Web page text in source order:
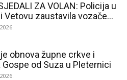
ZA VOLAN: Policija u
Vetovu zaustavila vozače...
obnova župne crkve i
Gospe od Suza u Pleternici